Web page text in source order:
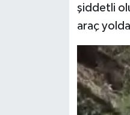
şiddetli
araç